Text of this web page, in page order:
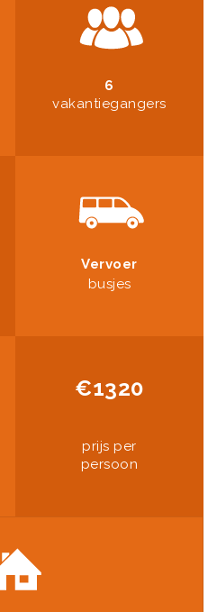
6
vakantiegangers
Vervoer
busjes
€1320
prijs per
persoon